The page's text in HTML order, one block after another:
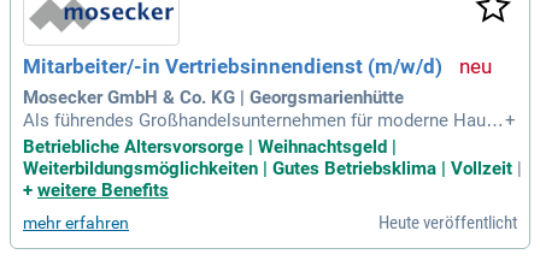
usbildung sowie mehrjährige relevante Berufserfahrung sind
von Vorteil. Ideal sind Kenntnisse in Kalkulation, Angebotse
rstellung und ein ausgeprägtes verkäuferisches Geschick.
Werden Sie Teil unseres Teams und gestalten Sie mit uns di
e Zukunft!
Mitarbeiter/-in Vertriebsinnendienst (m/w/d)
Mosecker GmbH & Co. KG | Georgsmarienhütte
Als führendes Großhandelsunternehmen für moderne Haust
echnik an 34 Standorten in NRW und Niedersachsen ist Mo
secker nicht nur arbeitgebendes Unternehmen, sondern auc
h ein Ort, an dem über 500 Mitarbeitende viel Zeit verbringe
+
Betriebliche Altersvorsorge | Weihnachtsgeld |
Weiterbildungsmöglichkeiten | Gutes Betriebsklima | Vollzeit
+ weitere Benefits
mehr erfahren Heute veröffentlicht